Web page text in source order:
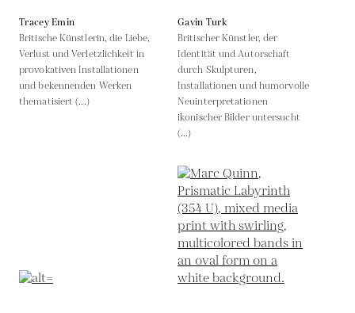
Tracey Emin
Britische Künstlerin, die Liebe,
Verlust und Verletzlichkeit in
provokativen Installationen
und bekennenden Werken
thematisiert (...)
Gavin Turk
Britischer Künstler, der
Identität und Autorschaft
durch Skulpturen,
Installationen und humorvolle
Neuinterpretationen
ikonischer Bilder untersucht
(...)